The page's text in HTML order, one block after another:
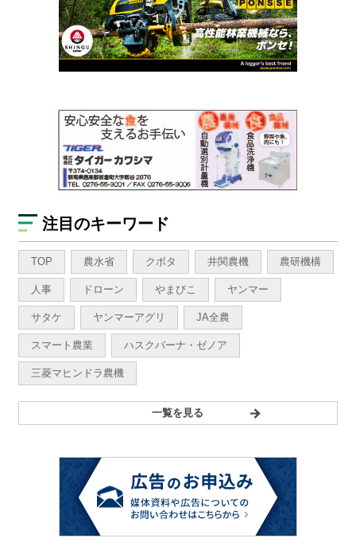
注目のキーワード
TOP 農水省 クボタ 井関農機 農研機構
人事 ドローン やまびこ ヤンマー
サタケ ヤンマーアグリ JA全農
スマート農業 ハスクバーナ・ゼノア
三菱マヒンドラ農機
一覧を見る